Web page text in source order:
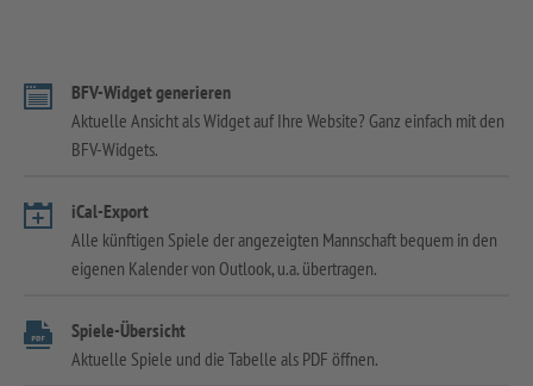
BFV-Widget generieren
Aktuelle Ansicht als Widget auf Ihre Website? Ganz einfach mit den
BFV-Widgets.
iCal-Export
Alle künftigen Spiele der angezeigten Mannschaft bequem in den
eigenen Kalender von Outlook, u.a. übertragen.
Spiele-Übersicht
Aktuelle Spiele und die Tabelle als PDF öffnen.